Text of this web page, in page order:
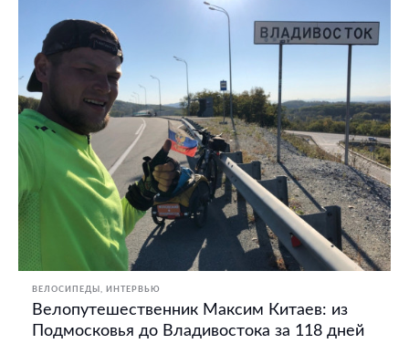
ВЕЛОСИПЕДЫ ИНТЕРВЬЮ
Велопутешественник Максим Китаев: из
Подмосковья до Владивостока за 118 дней